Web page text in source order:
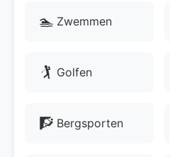
🏊 Zwemmen
🏌 Golfen
🧗 Bergsporten